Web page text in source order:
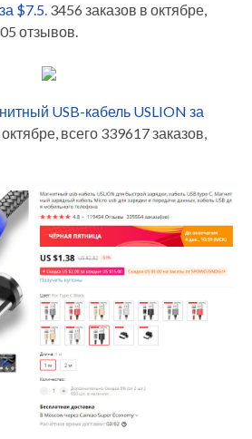
$7.5. 3456 заказов в октябре,
отзывов.
USB-кабель USLION за
всего 339617 заказов,